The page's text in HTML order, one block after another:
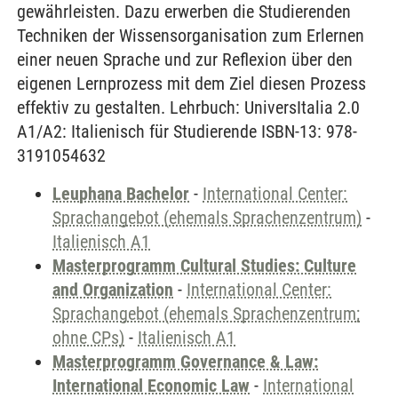
gewährleisten. Dazu erwerben die Studierenden
Techniken der Wissensorganisation zum Erlernen
einer neuen Sprache und zur Reflexion über den
eigenen Lernprozess mit dem Ziel diesen Prozess
effektiv zu gestalten. Lehrbuch: UniversItalia 2.0
A1/A2: Italienisch für Studierende ISBN-13: 978-
3191054632
Leuphana Bachelor - International Center:
Sprachangebot (ehemals Sprachenzentrum) -
Italienisch A1
Masterprogramm Cultural Studies: Culture
and Organization - International Center:
Sprachangebot (ehemals Sprachenzentrum;
ohne CPs) - Italienisch A1
Masterprogramm Governance & Law:
International Economic Law - International